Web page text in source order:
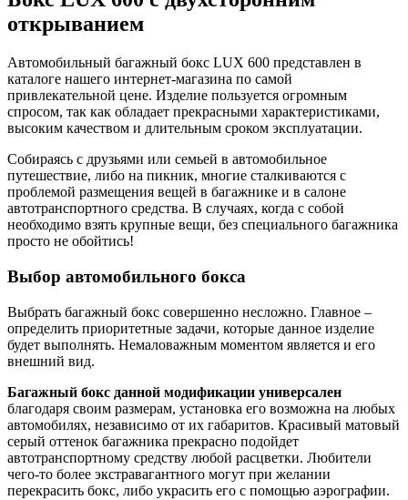
открыванием
Автомобильный багажный бокс LUX 600 представлен в
каталоге нашего интернет-магазина по самой
привлекательной цене. Изделие пользуется огромным
спросом, так как обладает прекрасными характеристиками,
высоким качеством и длительным сроком эксплуатации.
Собираясь с друзьями или семьей в автомобильное
путешествие, либо на пикник, многие сталкиваются с
проблемой размещения вещей в багажнике и в салоне
автотранспортного средства. В случаях, когда с собой
необходимо взять крупные вещи, без специального багажника
просто не обойтись!
Выбор автомобильного бокса
Выбрать багажный бокс совершенно несложно. Главное –
определить приоритетные задачи, которые данное изделие
будет выполнять. Немаловажным моментом является и его
внешний вид.
Багажный бокс данной модификации универсален
благодаря своим размерам, установка его возможна на любых
автомобилях, независимо от их габаритов. Красивый матовый
серый оттенок багажника прекрасно подойдет
автотранспортному средству любой расцветки. Любители
чего-то более экстравагантного могут при желании
перекрасить бокс, либо украсить его с помощью аэрографии.